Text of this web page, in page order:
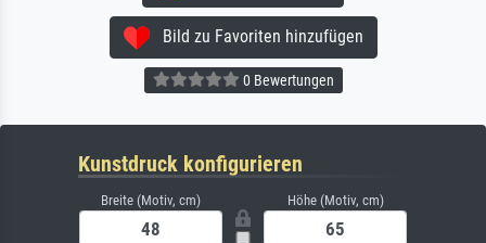
Bild zu Favoriten hinzufügen
0 Bewertungen
Kunstdruck konfigurieren
Breite (Motiv, cm) Höhe (Motiv, cm)